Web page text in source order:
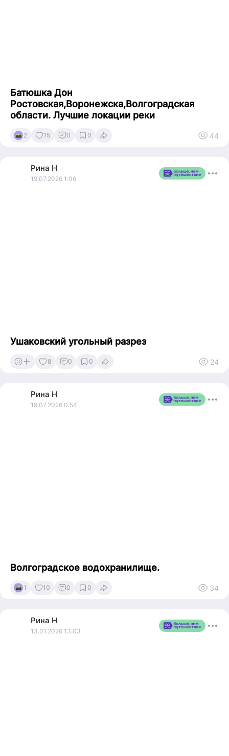
Батюшка Дон
Ростовская,Воронежска,Волгоградская
области. Лучшие локации реки
2 15 0 0 44
Рина Н
19.07.2026 1:06
Ушаковский угольный разрез
8 0 0 24
Рина Н
19.07.2026 0:54
Волгоградское водохранилище.
1 10 0 0 34
Рина Н
13.01.2026 13:03